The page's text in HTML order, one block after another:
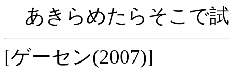
あきらめたらそこで
[ゲーセン(2007)]